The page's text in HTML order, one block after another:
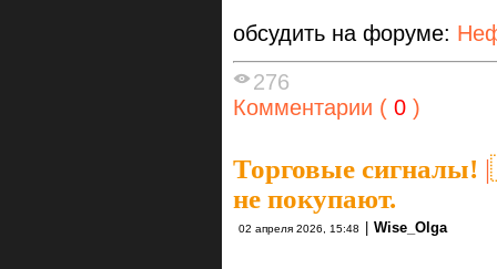
обсудить на форуме:
276
Комментарии ( 0 )
Торговые сигналы! |
не покупают.
02 апреля 2026, 15:48 Wise_Olga